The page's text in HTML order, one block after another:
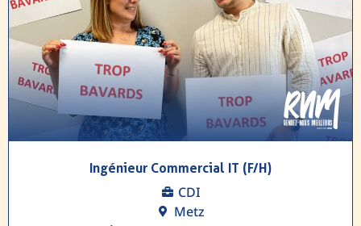
Ingénieur Commercial IT (F/H)
CDI
Metz